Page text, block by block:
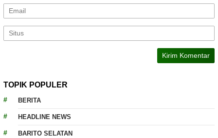
TOPIK POPULER
BERITA
HEADLINE NEWS
BARITO SELATAN